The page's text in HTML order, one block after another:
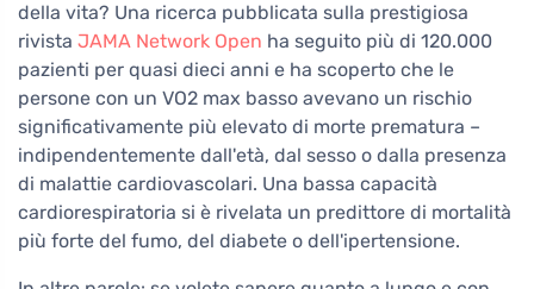
della vita? Una ricerca pubblicata sulla prestigiosa
rivista JAMA Network Open ha seguito più di 120.000
pazienti per quasi dieci anni e ha scoperto che le
persone con un VO2 max basso avevano un rischio
significativamente più elevato di morte prematura –
indipendentemente dall'età, dal sesso o dalla presenza
di malattie cardiovascolari. Una bassa capacità
cardiorespiratoria si è rivelata un predittore di mortalità
più forte del fumo, del diabete o dell'ipertensione.